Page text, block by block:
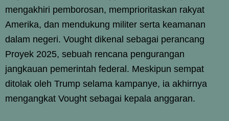
mengakhiri pemborosan, memprioritaskan rakyat
Amerika, dan mendukung militer serta keamanan
dalam negeri. Vought dikenal sebagai perancang
Proyek 2025, sebuah rencana pengurangan
jangkauan pemerintah federal. Meskipun sempat
ditolak oleh Trump selama kampanye, ia akhirnya
mengangkat Vought sebagai kepala anggaran.